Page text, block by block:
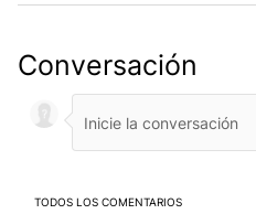
Conversación
TODOS LOS COMENTARIOS